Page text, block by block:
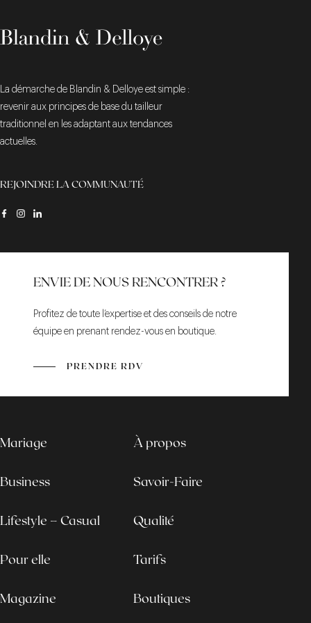
La démarche de Blandin & Delloye est simple :
revenir aux principes de base du tailleur
traditionnel en les adaptant aux tendances
actuelles.
REJOINDRE LA COMMUNAUTÉ
ENVIE DE NOUS RENCONTRER ?
Profitez de toute l’expertise et des conseils de notre
équipe en prenant rendez-vous en boutique.
PRENDRE RDV
Mariage
Business
Lifestyle – Casual
Pour elle
Magazine
À propos
Savoir-Faire
Qualité
Tarifs
Boutiques